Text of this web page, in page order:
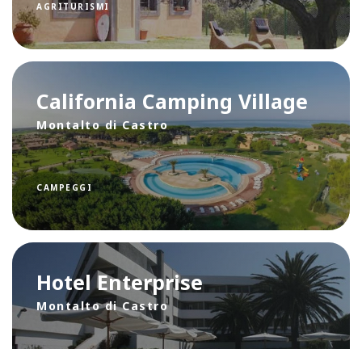
AGRITURISMI
California Camping Village
Montalto di Castro
CAMPEGGI
Hotel Enterprise
Montalto di Castro